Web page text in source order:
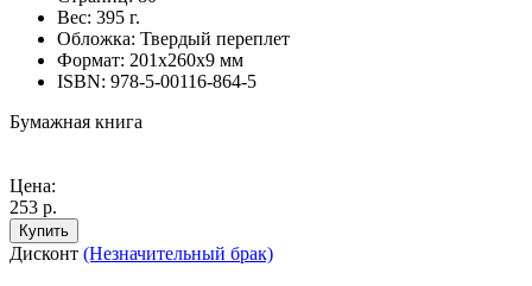
Вес: 395 г.
Обложка: Твердый переплет
Формат: 201х260х9 мм
ISBN: 978-5-00116-864-5
Бумажная книга
Цена:
253 р.
Купить
Дисконт (Незначительный брак)